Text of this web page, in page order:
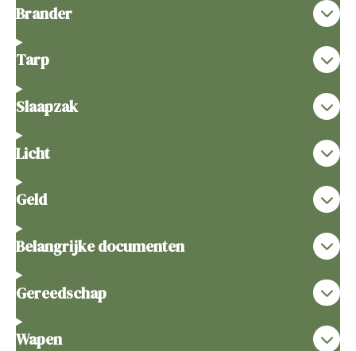
Brander
Tarp
Slaapzak
Licht
Geld
Belangrijke documenten
Gereedschap
Wapen